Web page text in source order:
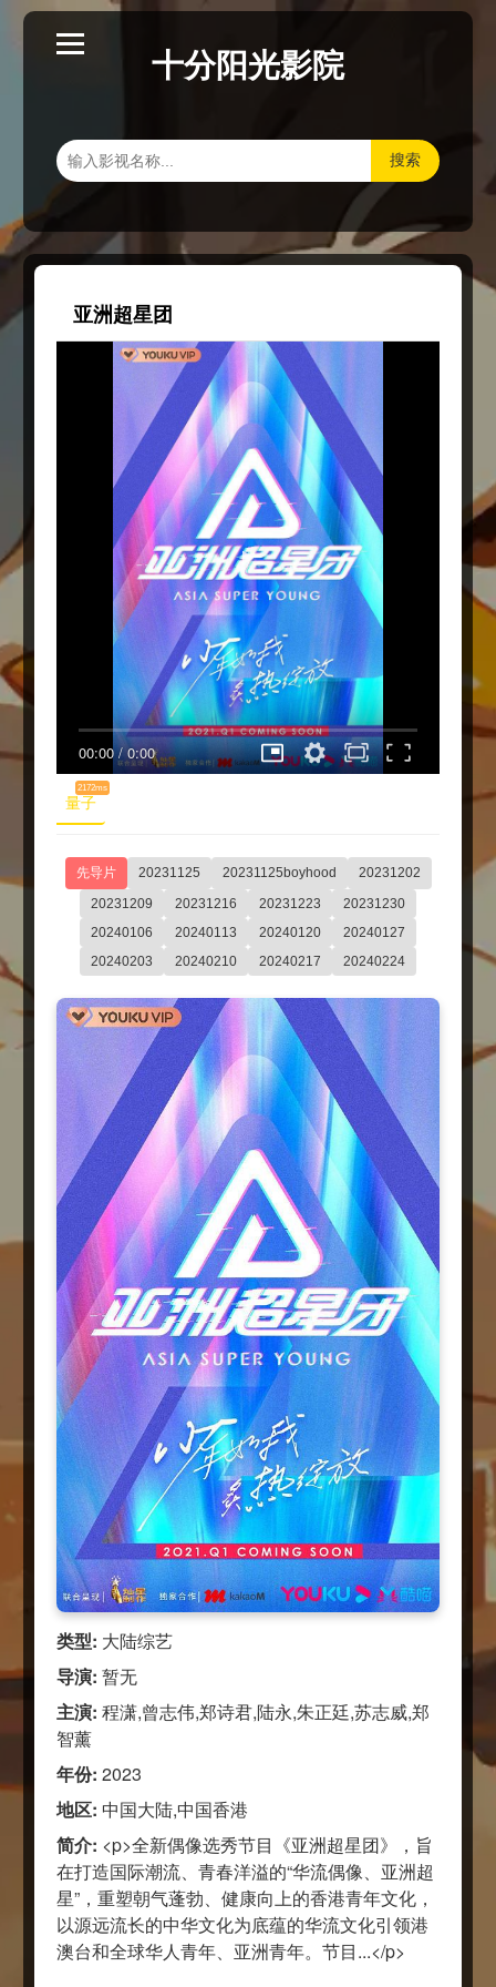
十分阳光影院
搜索
亚洲超星团
00:00/0:00
量子
2172ms
先导片 20231125 20231125boyhood
20231202
20231209
20231216 20231223
20231230
20240106
20240113 20240120
20240127
20240203
20240210 20240217 20240224
类型: 大陆综艺
导演: 暂无
主演: 程潇,曾志伟,郑诗君,陆永,朱正廷,苏志威,郑
智薰
年份: 2023
地区: 中国大陆,中国香港
简介: <p>全新偶像选秀节目《亚洲超星团》，旨
在打造国际潮流、青春洋溢的“华流偶像、亚洲超
星”，重塑朝气蓬勃、健康向上的香港青年文化，
以源远流长的中华文化为底蕴的华流文化引领港
澳台和全球华人青年、亚洲青年。节目...</p>